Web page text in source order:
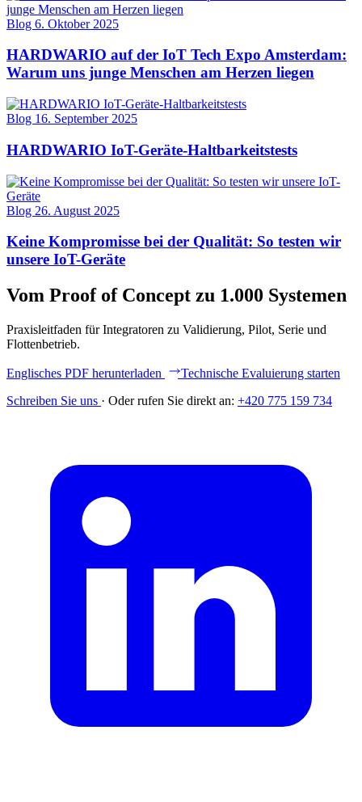
Blog 6. Oktober 2025
HARDWARIO auf der IoT Tech Expo Amsterdam:
Warum uns junge Menschen am Herzen liegen
Blog 16. September 2025
HARDWARIO IoT-Geräte-Haltbarkeitstests
Blog 26. August 2025
Keine Kompromisse bei der Qualität: So testen wir
unsere IoT-Geräte
Vom Proof of Concept zu 1.000 Systemen
Praxisleitfaden für Integratoren zu Validierung, Pilot, Serie und
Flottenbetrieb.
Englisches PDF herunterladen
Technische Evaluierung starten
Schreiben Sie uns · Oder rufen Sie direkt an: +420 775 159 734